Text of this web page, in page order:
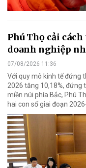
Phú Thọ cải
doanh nghiệp
07/08/2026 11:36
Với quy mô kinh tế đứng
2026 tăng 10,18%, đứng
miền núi phía Bắc, Phú
hai con số giai đoạn